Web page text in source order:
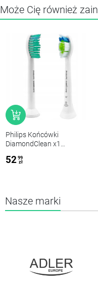
Może Cię również
Philips Końcówki
DiamondClean x1
52 99
zł
Nasze marki